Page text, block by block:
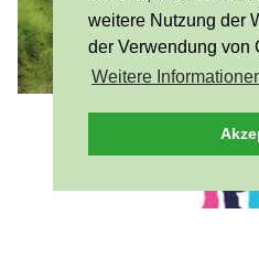
weitere Nutzung der
der Verwendung von
Weitere